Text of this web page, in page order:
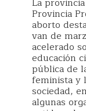
Provincia
aborto
van de
acelerado
educación
pública de
feminista y
sociedad,
algunas